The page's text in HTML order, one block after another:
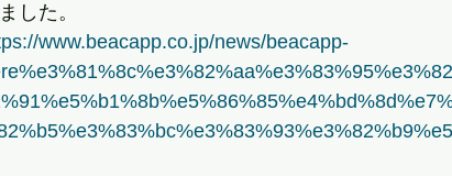
した。
www.beacapp.co.jp/news/beacapp-